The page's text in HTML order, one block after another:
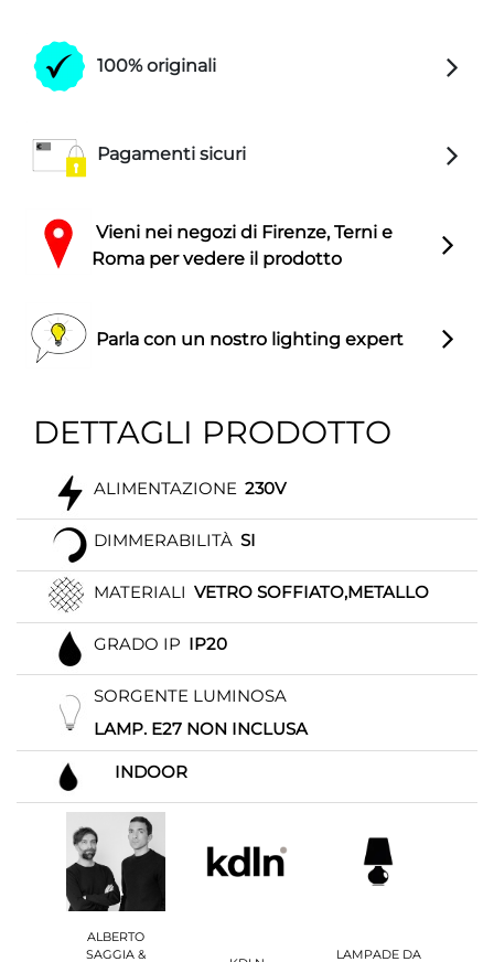
100% originali
Pagamenti sicuri
Vieni nei negozi di Firenze, Terni e
Roma per vedere il prodotto
Parla con un nostro lighting expert
DETTAGLI PRODOTTO
ALIMENTAZIONE 230V
DIMMERABILITÀ SI
MATERIALI VETRO SOFFIATO,METALLO
GRADO IP IP20
SORGENTE LUMINOSA
LAMP. E27 NON INCLUSA
INDOOR
ALBERTO
SAGGIA &
LAMPADE DA